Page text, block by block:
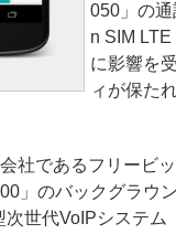
050」の
n SIM
に影響を
ィが保た
社であるフリービ
」のバックグラウ
世代VoIPシステム